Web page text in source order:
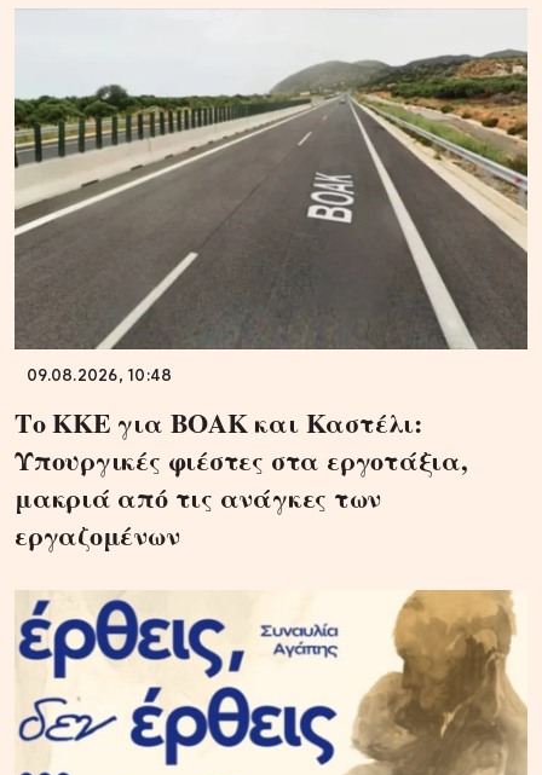
09.08.2026, 10:48
Το ΚΚΕ για ΒΟΑΚ και Καστέλι:
Υπουργικές φιέστες στα εργοτάξια,
μακριά από τις ανάγκες των
εργαζομένων